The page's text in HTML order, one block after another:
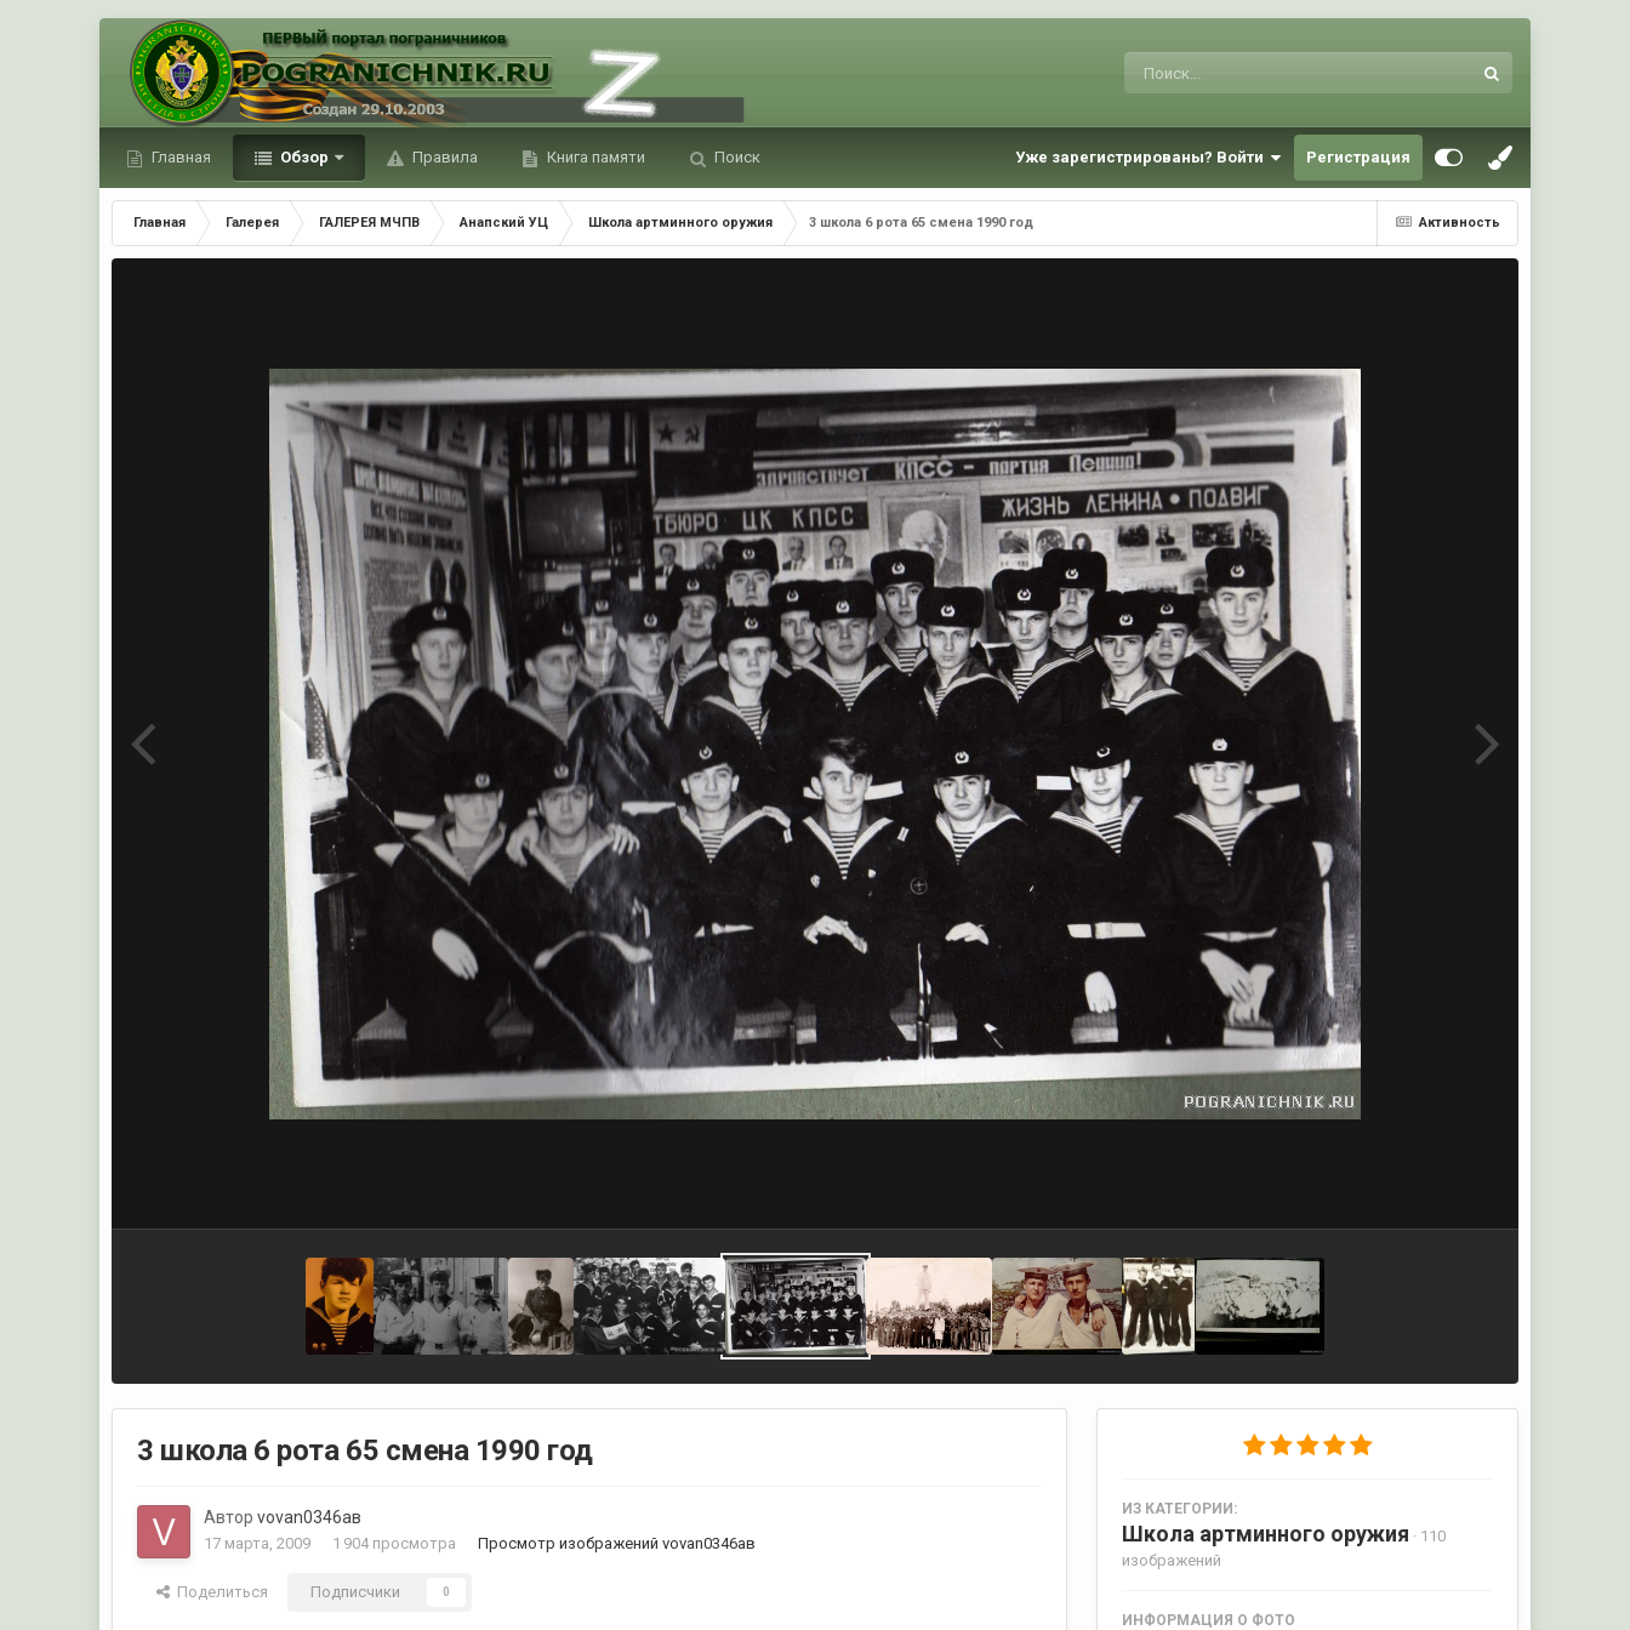
Главная Обзор Правила Книга памяти Поиск Уже зарегистрированы? Войти Регистрация
Активность
Главная Галерея ГАЛЕРЕЯ МЧПВ Анапский УЦ Школа артминного оружия 3 школа 6 рота 65 смена 1990 год
3 школа 6 рота 65 смена 1990 год
Авторvovan0346ав
17 марта, 2009 1 904 просмотра Просмотр изображений vovan0346ав
Поделиться Подписчики 0
ИЗ КАТЕГОРИИ:
Школа артминного оружия · 110
изображений
ИНФОРМАЦИЯ О ФОТО